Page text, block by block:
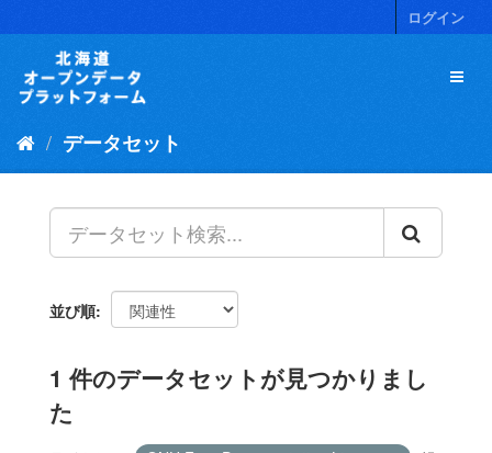
キ
ログイン
データセット
並び順
1 件のデータセットが見つかりまし
た